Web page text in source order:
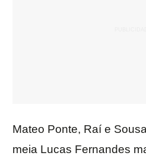
Mateo Ponte, Raí e
meia Lucas Fernandes